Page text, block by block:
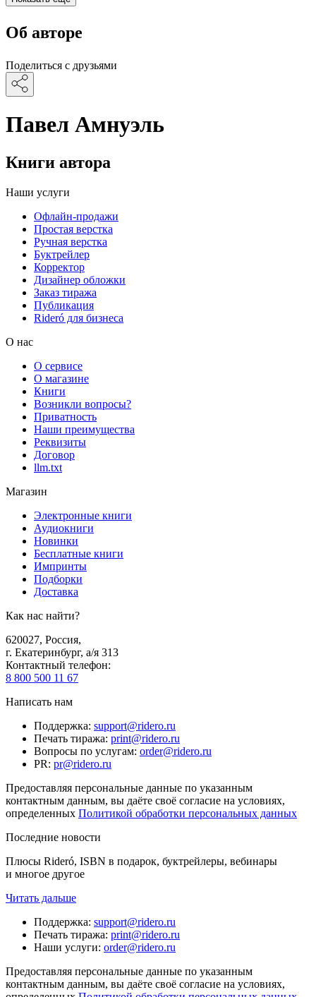
Об авторе
Поделиться с друзьями
Павел Амнуэль
Книги автора
Наши услуги
Офлайн-продажи
Простая верстка
Ручная верстка
Буктрейлер
Корректор
Дизайнер обложки
Заказ тиража
Публикация
Rideró для бизнеса
О нас
О сервисе
О магазине
Книги
Возникли вопросы?
Приватность
Наши преимущества
Реквизиты
Договор
llm.txt
Магазин
Электронные книги
Аудиокниги
Новинки
Бесплатные книги
Импринты
Подборки
Доставка
Как нас найти?
620027, Россия,
г. Екатеринбург, а/я 313
Контактный телефон:
8 800 500 11 67
Написать нам
Поддержка: support@ridero.ru
Печать тиража: print@ridero.ru
Вопросы по услугам: order@ridero.ru
PR: pr@ridero.ru
Предоставляя персональные данные по указанным
контактным данным, вы даёте своё согласие на условиях,
определенных Политикой обработки персональных данных
Последние новости
Плюсы Rideró, ISBN в подарок, буктрейлеры, вебинары
и многое другое
Читать дальше
Поддержка: support@ridero.ru
Печать тиража: print@ridero.ru
Наши услуги: order@ridero.ru
Предоставляя персональные данные по указанным
контактным данным, вы даёте своё согласие на условиях,